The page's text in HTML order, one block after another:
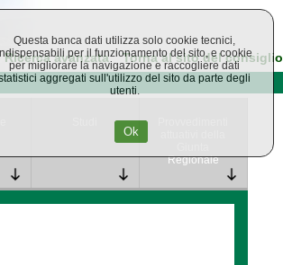
Ricerca avanzata Torna al sito del consiglio
Regionale
Questa banca dati utilizza solo cookie tecnici,
per il funzionamento del sito, e cookie
per migliorare la navigazione e raccogliere dati
aggregati sull'utilizzo del sito da parte degli
utenti.
Ok